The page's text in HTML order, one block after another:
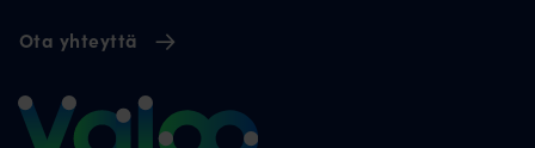
Ota yhteyttä